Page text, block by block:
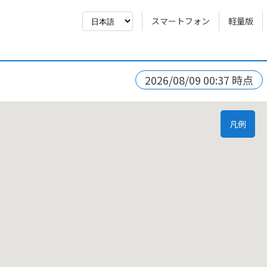
スマートフォン 軽量版
2026/08/09 00:37 時点
凡例